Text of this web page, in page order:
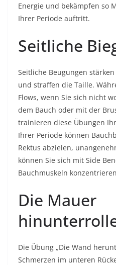
Energie und bekämpfen so
Ihrer Periode auftritt.
Seitliche
Seitliche Beugungen
und straffen die Taille.
Flows, wenn Sie sich nicht
dem Bauch oder mit der
trainieren diese Übungen
Ihrer Periode können
Rektus abzielen,
können Sie sich mit Side
Bauchmuskeln
Die Mauer
Die Übung „Die Wand
Schmerzen im unteren